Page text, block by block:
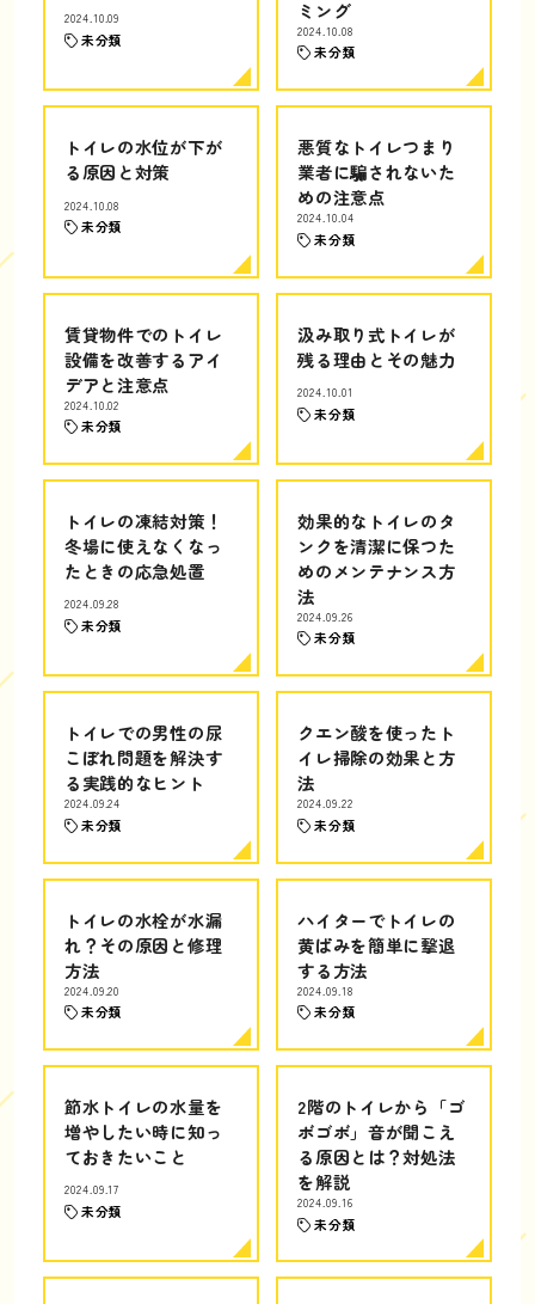
2024.10.09
未分類
ミング
2024.10.08
未分類
トイレの水位が下が
る原因と対策
2024.10.08
未分類
悪質なトイレつまり
業者に騙されないた
めの注意点
2024.10.04
未分類
賃貸物件でのトイレ
設備を改善するアイ
デアと注意点
2024.10.02
未分類
汲み取り式トイレが
残る理由とその魅力
2024.10.01
未分類
トイレの凍結対策！
冬場に使えなくなっ
たときの応急処置
2024.09.28
未分類
効果的なトイレのタ
ンクを清潔に保つた
めのメンテナンス方
法
2024.09.26
未分類
トイレでの男性の尿
こぼれ問題を解決す
る実践的なヒント
2024.09.24
未分類
クエン酸を使ったト
イレ掃除の効果と方
法
2024.09.22
未分類
トイレの水栓が水漏
れ？その原因と修理
方法
2024.09.20
未分類
ハイターでトイレの
黄ばみを簡単に撃退
する方法
2024.09.18
未分類
節水トイレの水量を
増やしたい時に知っ
ておきたいこと
2024.09.17
未分類
2階のトイレから「ゴ
ボゴボ」音が聞こえ
る原因とは？対処法
を解説
2024.09.16
未分類